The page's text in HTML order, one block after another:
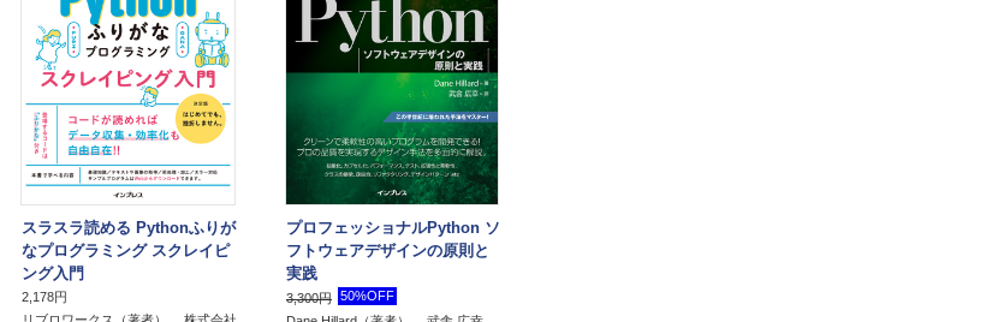
スラスラ読める Pythonふりが
なプログラミング スクレイピ
ング入門
2,178円
プロフェッショナルPython ソ
フトウェアデザインの原則と
実践
3,300円 50%OFF